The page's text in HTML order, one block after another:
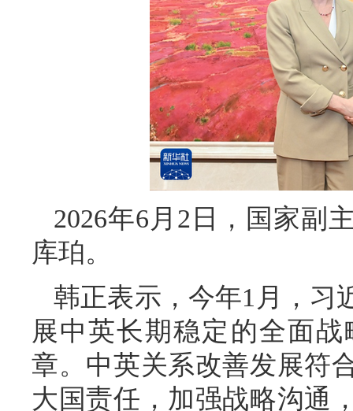
2026年6月2日，国家副
库珀。
韩正表示，今年1月，习
展中英长期稳定的全面
章。中英关系改善发展符
大国责任，加强战略沟通